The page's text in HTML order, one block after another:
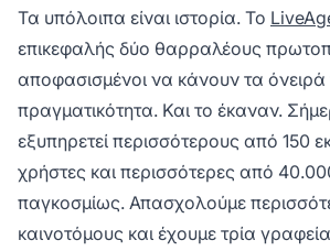
Τα υπόλοιπα είναι ιστορία. Το
επικεφαλής δύο θαρραλέους
αποφασισμένοι να κάνουν τα όνειρά
πραγματικότητα. Και το έκαναν.
εξυπηρετεί περισσότερους από 150
χρήστες και περισσότερες από
παγκοσμίως. Απασχολούμε
καινοτόμους και έχουμε τρία